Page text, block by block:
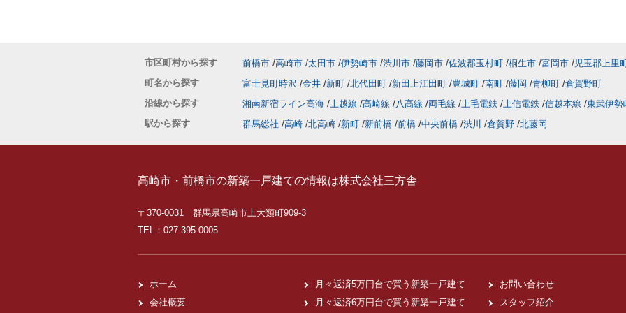
市区町村から探す 前橋市 高崎市 太田市 伊勢崎市 渋川市 藤岡市 佐波郡玉村町 桐生市 富岡市
児玉郡上里
町名から探す
富士見町時沢 金井 新町 北代田町 新田上江田町 豊城町 南町 藤岡 青柳町 倉賀野町
沿線から探す
湘南新宿ライン高海 上越線 高崎線 八高線 両毛線 上毛電鉄 上信電鉄 信越本線 東武伊勢
駅から探す
群馬総社 高崎 北高崎 新町 新前橋 前橋 中央前橋 渋川 倉賀野 北藤岡
高崎市・前橋市の新築一戸建ての情報は株式会社三方舎
〒370-0031 群馬県高崎市上大類町909-3
TEL：027-395-0005
ホーム
会社概要
月々返済5万円台で買う新築一戸建て
月々返済6万円台で買う新築一戸建て
お問い合わせ
スタッフ紹介